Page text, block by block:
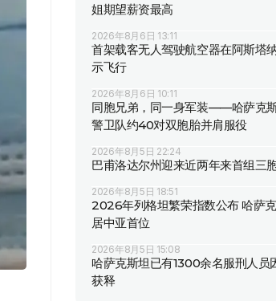
姐期望薪资最高
2026年8月6日 13:11
首架载客无人驾驶航空器在阿斯塔
示飞行
2026年8月6日 10:11
同胞兄弟，同一身军装——哈萨克
警卫队约40对双胞胎并肩服役
2026年8月5日 22:24
巴甫洛达尔州迎来近两年来首组三
2026年8月5日 18:51
2026年列格坦繁荣指数公布 哈萨
居中亚首位
2026年8月5日 15:08
哈萨克斯坦已有1300余名服刑人员
获释